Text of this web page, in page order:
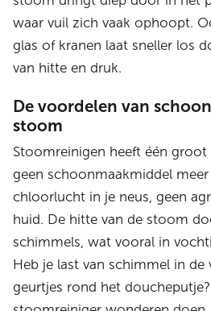
waar vuil zich vaak ophoopt.
glas of kranen laat sneller los
van hitte en druk.
De voordelen van
stoom
Stoomreinigen heeft één
geen schoonmaakmiddel
chloorlucht in je neus, geen
huid. De hitte van de stoom
schimmels, wat vooral in
Heb je last van schimmel in de
geurtjes rond het